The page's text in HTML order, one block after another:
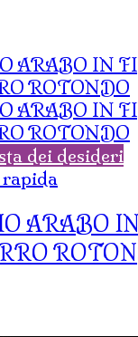
dei desideri
ARABO